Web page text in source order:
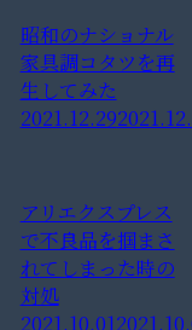
昭和のナショナル
家具調コタツを再
生してみた
2021.12.29
アリエクスプレス
で不良品を掴まさ
れてしまった時の
対処
2021.10.01